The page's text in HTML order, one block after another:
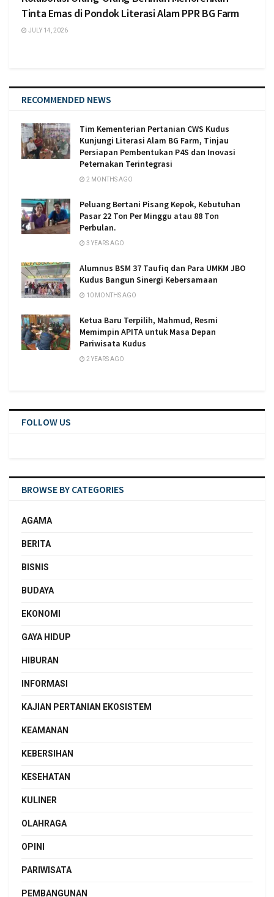
Tinta Emas di Pondok Literasi Alam PPR BG Farm
JULY 14, 2026
RECOMMENDED NEWS
Tim Kementerian Pertanian CWS Kudus
Kunjungi Literasi Alam BG Farm, Tinjau
Persiapan Pembentukan P4S dan Inovasi
Peternakan Terintegrasi
2 MONTHS AGO
Peluang Bertani Pisang Kepok, Kebutuhan
Pasar 22 Ton Per Minggu atau 88 Ton
Perbulan.
3 YEARS AGO
Alumnus BSM 37 Taufiq dan Para UMKM JBO
Kudus Bangun Sinergi Kebersamaan
10 MONTHS AGO
Ketua Baru Terpilih, Mahmud, Resmi
Memimpin APITA untuk Masa Depan
Pariwisata Kudus
2 YEARS AGO
FOLLOW US
BROWSE BY CATEGORIES
AGAMA
BERITA
BISNIS
BUDAYA
EKONOMI
GAYA HIDUP
HIBURAN
INFORMASI
KAJIAN PERTANIAN EKOSISTEM
KEAMANAN
KEBERSIHAN
KESEHATAN
KULINER
OLAHRAGA
OPINI
PARIWISATA
PEMBANGUNAN